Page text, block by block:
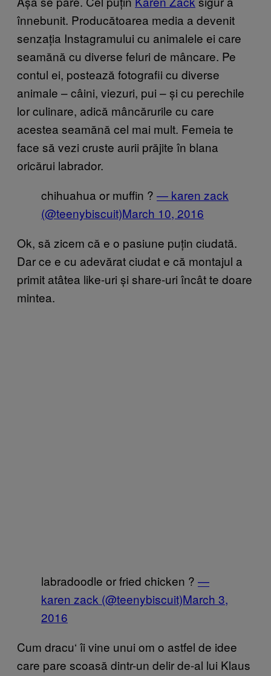
înnebunit. Producătoarea media a devenit
senzația Instagramului cu animalele ei care
seamănă cu diverse feluri de mâncare. Pe
contul ei, postează fotografii cu diverse
animale – câini, viezuri, pui – și cu perechile
lor culinare, adică mâncărurile cu care
acestea seamănă cel mai mult. Femeia te
face să vezi cruste aurii prăjite în blana
oricărui labrador.
chihuahua or muffin ? — karen zack
(@teenybiscuit)March 10, 2016
Ok, să zicem că e o pasiune puțin ciudată.
Dar ce e cu adevărat ciudat e că montajul a
primit atâtea like-uri și share-uri încât te doare
mintea.
labradoodle or fried chicken ? —
karen zack (@teenybiscuit)March 3,
2016
Cum dracu‘ îi vine unui om o astfel de idee
care pare scoasă dintr-un delir de-al lui Klaus